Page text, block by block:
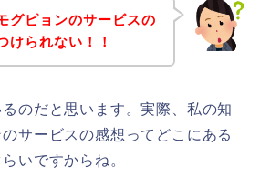
グピョンのサービスの
けられない！！
のだと思います。実際、私の知
サービスの感想ってどこにある
いですからね。